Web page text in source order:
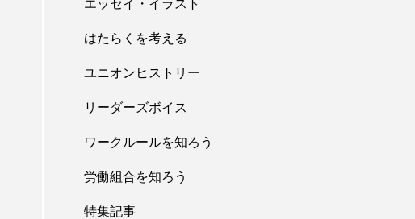
エッセイ・イラスト
はたらくを考える
ユニオンヒストリー
リーダーズボイス
ワークルールを知ろう
労働組合を知ろう
特集記事